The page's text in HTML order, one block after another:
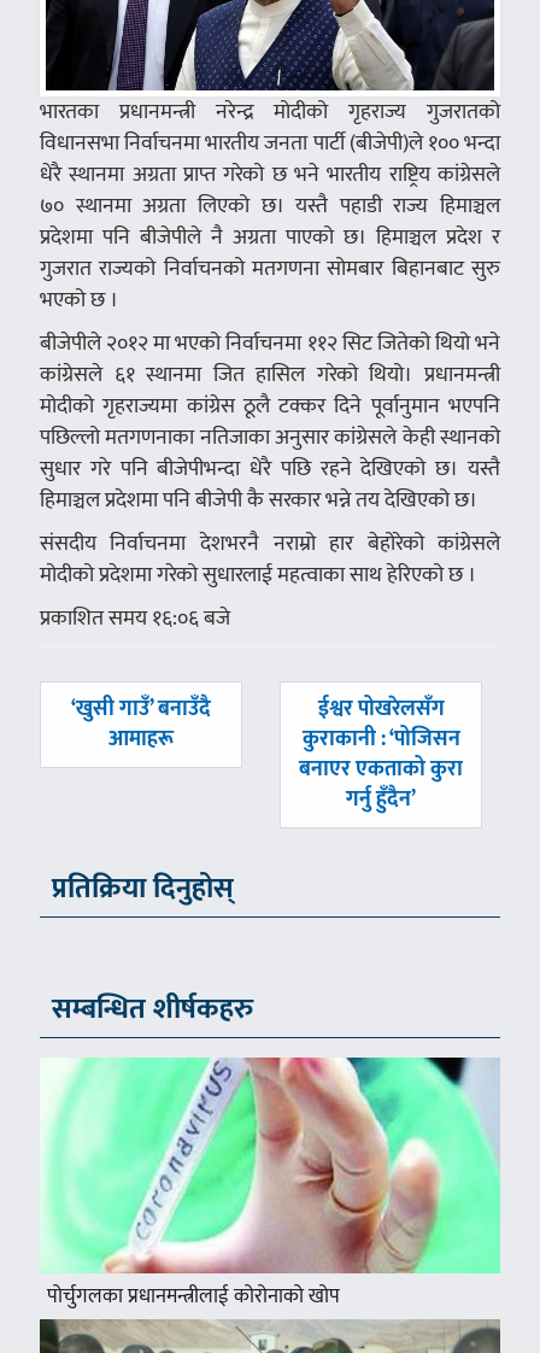
भारतका प्रधानमन्त्री नरेन्द्र मोदीको गृहराज्य गुजरातको
विधानसभा निर्वाचनमा भारतीय जनता पार्टी (बीजेपी)ले १०० भन्दा
धेरै स्थानमा अग्रता प्राप्त गरेको छ भने भारतीय राष्ट्रिय कांग्रेसले
७० स्थानमा अग्रता लिएको छ। यस्तै पहाडी राज्य हिमाञ्चल
प्रदेशमा पनि बीजेपीले नै अग्रता पाएको छ। हिमाञ्चल प्रदेश र
गुजरात राज्यको निर्वाचनको मतगणना सोमबार बिहानबाट सुरु
भएको छ ।
बीजेपीले २०१२ मा भएको निर्वाचनमा ११२ सिट जितेको थियो भने
कांग्रेसले ६१ स्थानमा जित हासिल गरेको थियो। प्रधानमन्त्री
मोदीको गृहराज्यमा कांग्रेस ठूलै टक्कर दिने पूर्वानुमान भएपनि
पछिल्लो मतगणनाका नतिजाका अनुसार कांग्रेसले केही स्थानको
सुधार गरे पनि बीजेपीभन्दा धेरै पछि रहने देखिएको छ। यस्तै
हिमाञ्चल प्रदेशमा पनि बीजेपी कै सरकार भन्ने तय देखिएको छ।
संसदीय निर्वाचनमा देशभरनै नराम्रो हार बेहोरेको कांग्रेसले
मोदीको प्रदेशमा गरेको सुधारलाई महत्वाका साथ हेरिएको छ ।
प्रकाशित समय १६:०६ बजे
पछिल्लाे
‘खुसी गाउँ’ बनाउँदै
आमाहरू
अघिल्लाे
-
ईश्वर पोखरेलसँग
कुराकानी : ‘पोजिसन
बनाएर एकताको कुरा
गर्नु हुँदैन’
प्रतिक्रिया दिनुहोस्
सम्बन्धित शीर्षकहरु
पोर्चुगलका प्रधानमन्त्रीलाई कोरोनाको खोप